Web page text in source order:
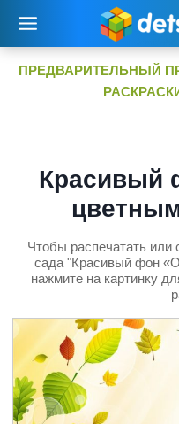
содержимому
ПРЕДВАРИТЕЛЬНЫЙ
Красивый
Чтобы распечатать или
сада "Красивый фон
нажмите на картинку